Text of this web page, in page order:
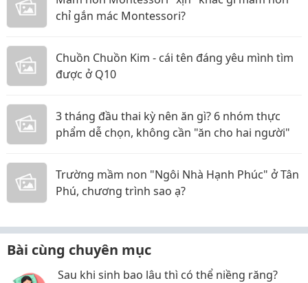
chỉ gắn mác Montessori?
Chuồn Chuồn Kim - cái tên đáng yêu mình tìm
được ở Q10
3 tháng đầu thai kỳ nên ăn gì? 6 nhóm thực
phẩm dễ chọn, không cần "ăn cho hai người"
Trường mầm non "Ngôi Nhà Hạnh Phúc" ở Tân
Phú, chương trình sao ạ?
Bài cùng chuyên mục
Sau khi sinh bao lâu thì có thể niềng răng?